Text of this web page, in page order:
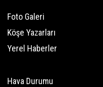
Foto Galeri
Köşe Yazarları
Yerel Haberler
Hava Durumu